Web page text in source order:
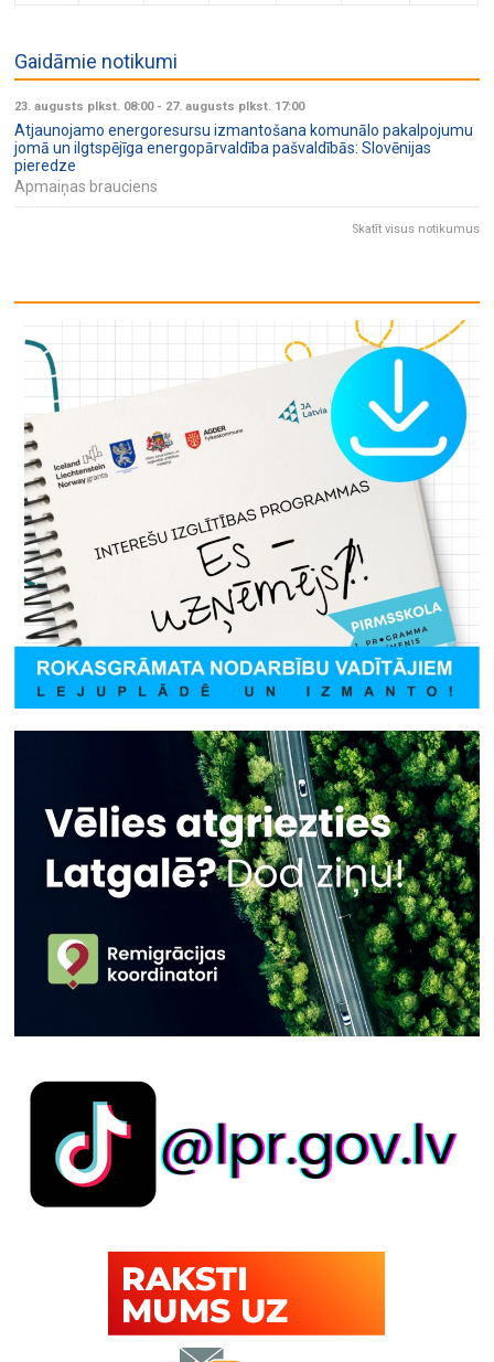
n
Gaidāmie notikumi
23. augusts plkst. 08:00- 27. augusts plkst. 17:00
Atjaunojamo energoresursu izmantošana komunālo pakalpojumu
jomā un ilgtspējīga energopārvaldība pašvaldībās: Slovēnijas
pieredze
Apmaiņas brauciens
Skatīt visus notikumus